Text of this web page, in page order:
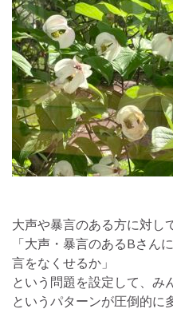
大声や暴言のある方に対し
「大声・暴言のあるBさん
言をなくせるか」
という問題を設定して、み
というパターンが圧倒的に